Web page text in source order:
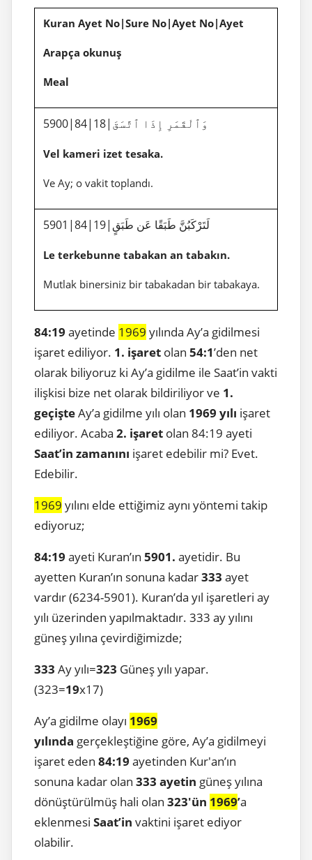
Kuran Ayet No|Sure No|Ayet No|Ayet
Arapça okunuş
Meal
5900|84|18|وَٱلْقَمَرِ إِذَا ٱتَّسَقَ
Vel kameri izet tesaka.
Ve Ay; o vakit toplandı.
5901|84|19|لَتَرْكَبُنَّ طَبَقًا عَن طَبَقٍ
Le terkebunne tabakan an tabakın.
Mutlak binersiniz bir tabakadan bir tabakaya.
84:19 ayetinde 1969 yılında Ay’a gidilmesi
işaret ediliyor. 1. işaret olan 54:1’den net
olarak biliyoruz ki Ay’a gidilme ile Saat’in vakti
ilişkisi bize net olarak bildiriliyor ve 1.
geçişteAy’a gidilme yılı olan 1969 yılı işaret
ediliyor. Acaba 2. işaret olan 84:19 ayeti
Saat’in zamanını işaret edebilir mi? Evet.
Edebilir.
1969 yılını elde ettiğimiz aynı yöntemi takip
ediyoruz;
84:19 ayeti Kuran’ın 5901. ayetidir. Bu
ayetten Kuran’ın sonuna kadar333 ayet
vardır (6234-5901). Kuran’da yıl işaretleri ay
yılı üzerinden yapılmaktadır. 333 ay yılını
güneş yılına çevirdiğimizde;
333 Ay yılı=323 Güneş yılı yapar.
(323=19x17)
Ay’a gidilme olayı 1969
yılında gerçekleştiğine göre, Ay’a gidilmeyi
işaret eden 84:19 ayetinden Kur'an’ın
sonuna kadar olan 333 ayetin güneş yılına
dönüştürülmüş hali olan 323'ün 1969’a
eklenmesi Saat’in vaktini işaret ediyor
olabilir.